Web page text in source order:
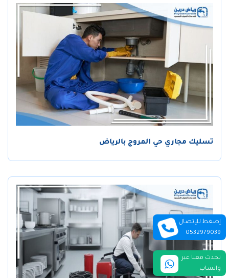
تسليك مجاري حي المروج بالرياض
إضغط للإتصال
0532979039
تحدث معنا عبر
واتساب